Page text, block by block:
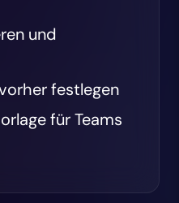
und
festlegen
für Teams